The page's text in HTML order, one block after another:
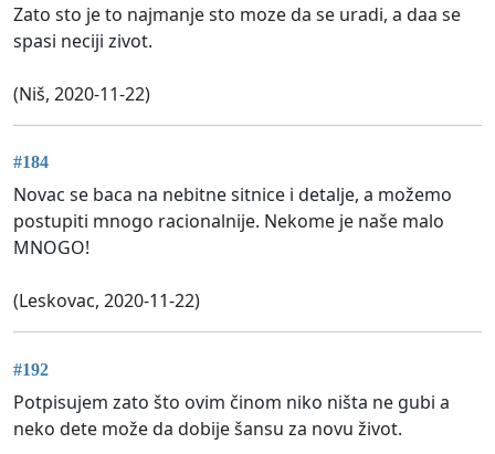
Zato sto je to najmanje sto moze da se uradi, a daa se
spasi neciji zivot.
(Niš, 2020-11-22)
#184
Novac se baca na nebitne sitnice i detalje, a možemo
postupiti mnogo racionalnije. Nekome je naše malo
MNOGO!
(Leskovac, 2020-11-22)
#192
Potpisujem zato što ovim činom niko ništa ne gubi a
neko dete može da dobije šansu za novu život.